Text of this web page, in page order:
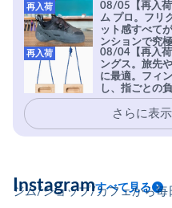
08/05【再入荷
ム プロ。フリ
ット感すべて
ンションで究
実現。進化系
を凌駕する粘
安心感。
再入荷
08/04【再入荷
ングス。旅先
に最適。フィ
し、指ごとの
イマーの指を
再入荷
さらに表示
ジム/ショップ/カフェから毎
Instagramすべて見る